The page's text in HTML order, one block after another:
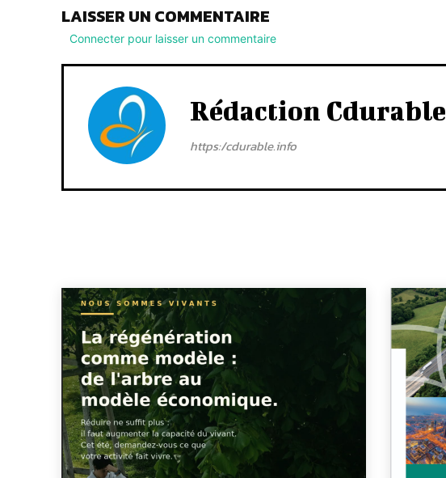
LAISSER UN COMMENTAIRE
Connecter pour laisser un commentaire
Rédaction Cdurable
https:/cdurable.info